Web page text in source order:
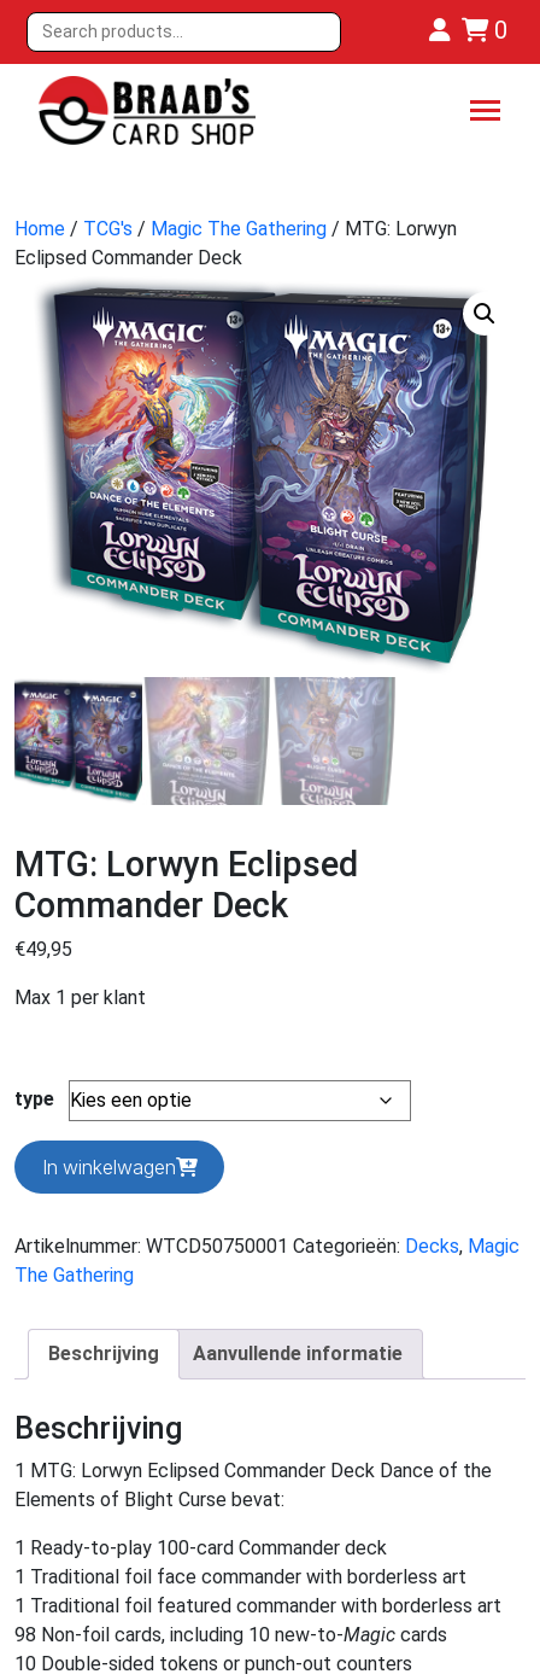
0
Home / TCG's / Magic The Gathering / MTG: Lorwyn
Eclipsed Commander Deck
MTG: Lorwyn Eclipsed
Commander Deck
€49,95
Max 1 per klant
type
MTG:
Lorwyn
Commander
Deck
In winkelwagen
Artikelnummer: WTCD50750001 Categorieën: Decks, Magic
The Gathering
Beschrijving Aanvullende informatie
Beschrijving
1 MTG: Lorwyn Eclipsed Commander Deck Dance of the
Elements of Blight Curse bevat:
1 Ready-to-play 100-card Commander deck
1 Traditional foil face commander with borderless art
1 Traditional foil featured commander with borderless art
98 Non-foil cards, including 10 new-to-Magic cards
10 Double-sided tokens or punch-out counters